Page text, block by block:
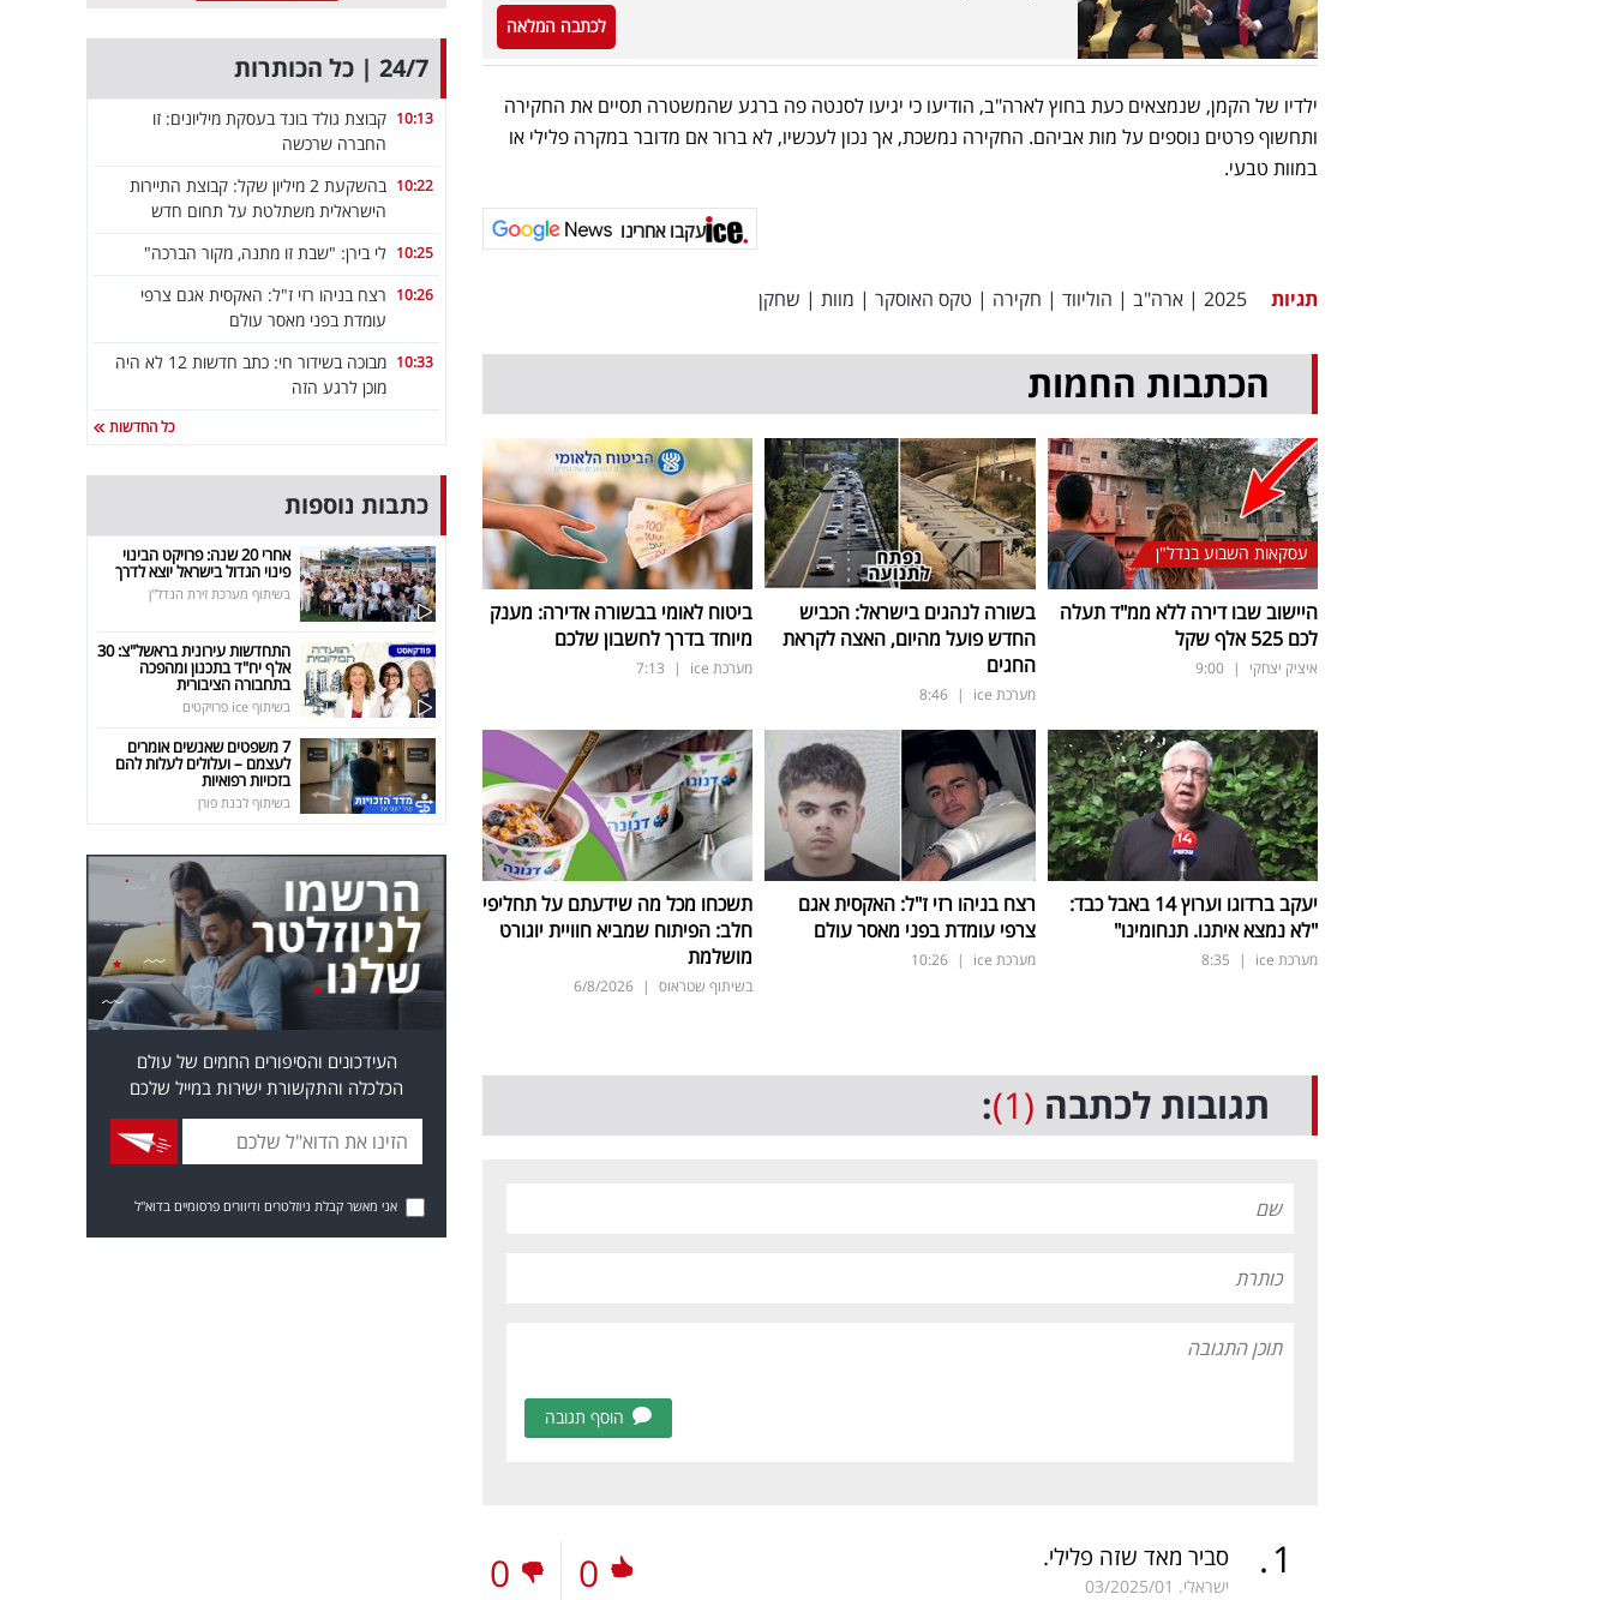
לכתבה המלאה
ילדיו של הקמן, שנמצאים כעת בחוץ לארה"ב, הודיעו כי יגיעו לסנטה פה ברגע שהמשטרה תסיים את החקירה
ותחשוף פרטים נוספים על מות אביהם. החקירה נמשכת, אך נכון לעכשיו, לא ברור אם מדובר במקרה פלילי או
במוות טבעי.
עקבו אחרינו
תגיות 2025
| ארה"ב | הוליווד | חקירה | טקס האוסקר | מוות | שחקן
הכתבות החמות
עסקאות השבוע בנדל"ן
היישוב שבו דירה ללא ממ"ד תעלה
לכם 525 אלף שקל
איציק יצחקי |
9:00
בשורה לנהגים בישראל: הכביש
החדש פועל מהיום, האצה לקראת
החגים
מערכת ice |
8:46
ביטוח לאומי בבשורה אדירה: מענק
מיוחד בדרך לחשבון שלכם
מערכת ice |
7:13
יעקב ברדוגו וערוץ 14 באבל כבד:
"לא נמצא איתנו. תנחומינו"
מערכת ice |
8:35
רצח בניהו רזי ז"ל: האקסית אגם
צרפי עומדת בפני מאסר עולם
מערכת ice |
10:26
תשכחו מכל מה שידעתם על תחליפי
חלב: הפיתוח שמביא חוויית יוגורט
מושלמת
בשיתוף שטראוס |
6/8/2026
תגובות לכתבה (1)
:
הוסף תגובה
1
. סביר מאד שזה פלילי.
ישראלי. 03/2025/01
0
0
24/7 | כל הכותרות
10:13 קבוצת גולד בונד בעסקת מיליונים: זו
החברה שרכשה
10:22
בהשקעת 2 מיליון שקל: קבוצת התיירות
הישראלית משתלטת על תחום חדש
10:25 לי בירן: "שבת זו מתנה, מקור הברכה"
10:26 רצח בניהו רזי ז"ל: האקסית אגם צרפי
עומדת בפני מאסר עולם
10:33
מבוכה בשידור חי: כתב חדשות 12 לא היה
מוכן לרגע הזה
כל החדשות
כתבות נוספות
אחרי 20 שנה: פרויקט הבינוי
פינוי הגדול בישראל יוצא לדרך
בשיתוף מערכת זירת הנדל"ן
התחדשות עירונית בראשל"צ: 30
אלף יח"ד בתכנון ומהפכה
בתחבורה הציבורית
בשיתוף ice פרויקטים
7 משפטים שאנשים אומרים
לעצמם – ועלולים לעלות להם
בזכויות רפואיות
בשיתוף לבנת פורן
העידכונים והסיפורים החמים של עולם
הכלכלה והתקשורת ישירות במייל שלכם
אני מאשר קבלת ניוזלטרים ודיוורים פרסומיים בדוא"ל